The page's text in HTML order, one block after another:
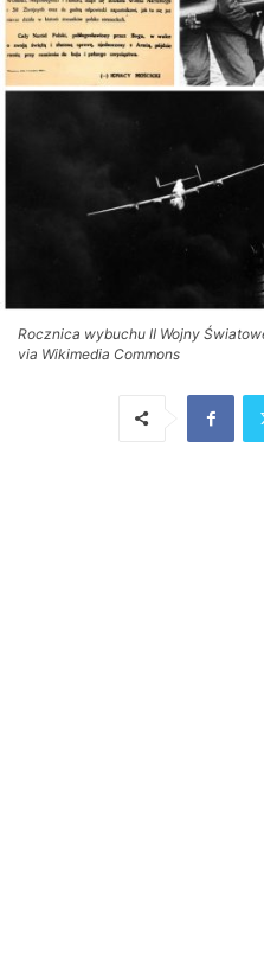
Rocznica wybuchu II Wojny
via Wikimedia Commons